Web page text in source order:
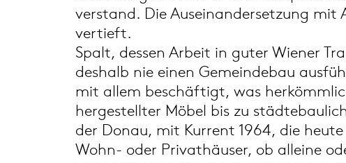
verstand. Die Auseinandersetzung mit
vertieft.
Spalt, dessen Arbeit in guter Wiener
deshalb nie einen Gemeindebau
mit allem beschäftigt, was
hergestellter Möbel bis zu
der Donau, mit Kurrent 1964, die
Wohn- oder Privathäuser, ob alleine